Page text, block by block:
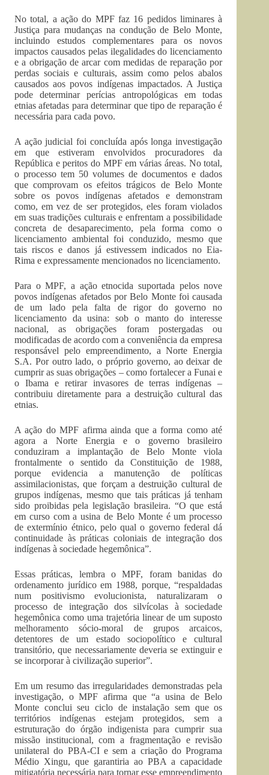
No total, a ação do MPF faz 16 pedidos liminares à
Justiça para mudanças na condução de Belo Monte,
incluindo estudos complementares para os novos
impactos causados pelas ilegalidades do licenciamento
e a obrigação de arcar com medidas de reparação por
perdas sociais e culturais, assim como pelos abalos
causados aos povos indígenas impactados. A Justiça
pode determinar perícias antropológicas em todas
etnias afetadas para determinar que tipo de reparação é
necessária para cada povo.
A ação judicial foi concluída após longa investigação
em que estiveram envolvidos procuradores da
República e peritos do MPF em várias áreas. No total,
o processo tem 50 volumes de documentos e dados
que comprovam os efeitos trágicos de Belo Monte
sobre os povos indígenas afetados e demonstram
como, em vez de ser protegidos, eles foram violados
em suas tradições culturais e enfrentam a possibilidade
concreta de desaparecimento, pela forma como o
licenciamento ambiental foi conduzido, mesmo que
tais riscos e danos já estivessem indicados no Eia-
Rima e expressamente mencionados no licenciamento.
Para o MPF, a ação etnocida suportada pelos nove
povos indígenas afetados por Belo Monte foi causada
de um lado pela falta de rigor do governo no
licenciamento da usina: sob o manto do interesse
nacional, as obrigações foram postergadas ou
modificadas de acordo com a conveniência da empresa
responsável pelo empreendimento, a Norte Energia
S.A. Por outro lado, o próprio governo, ao deixar de
cumprir as suas obrigações – como fortalecer a Funai e
o Ibama e retirar invasores de terras indígenas –
contribuiu diretamente para a destruição cultural das
etnias.
A ação do MPF afirma ainda que a forma como até
agora a Norte Energia e o governo brasileiro
conduziram a implantação de Belo Monte viola
frontalmente o sentido da Constituição de 1988,
porque evidencia a manutenção de políticas
assimilacionistas, que forçam a destruição cultural de
grupos indígenas, mesmo que tais práticas já tenham
sido proibidas pela legislação brasileira. “O que está
em curso com a usina de Belo Monte é um processo
de extermínio étnico, pelo qual o governo federal dá
continuidade às práticas coloniais de integração dos
indígenas à sociedade hegemônica”.
Essas práticas, lembra o MPF, foram banidas do
ordenamento jurídico em 1988, porque, “respaldadas
num positivismo evolucionista, naturalizaram o
processo de integração dos silvícolas à sociedade
hegemônica como uma trajetória linear de um suposto
melhoramento sócio-moral de grupos arcaicos,
detentores de um estado sociopolítico e cultural
transitório, que necessariamente deveria se extinguir e
se incorporar à civilização superior”.
Em um resumo das irregularidades demonstradas pela
investigação, o MPF afirma que “a usina de Belo
Monte conclui seu ciclo de instalação sem que os
territórios indígenas estejam protegidos, sem a
estruturação do órgão indigenista para cumprir sua
missão institucional, com a fragmentação e revisão
unilateral do PBA-CI e sem a criação do Programa
Médio Xingu, que garantiria ao PBA a capacidade
mitigatória necessária para tornar esse empreendimento